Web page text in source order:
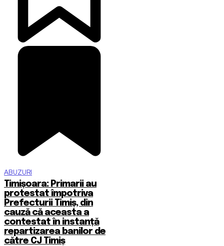
ABUZURI
Timișoara: Primarii au
protestat împotriva
Prefecturii Timiș, din
cauză că aceasta a
contestat în instanță
repartizarea banilor de
către CJ Timiș